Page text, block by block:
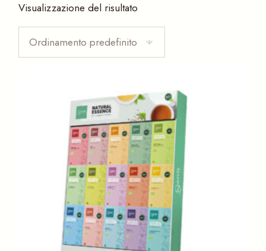
Visualizzazione del risultato
Ordinamento predefinito